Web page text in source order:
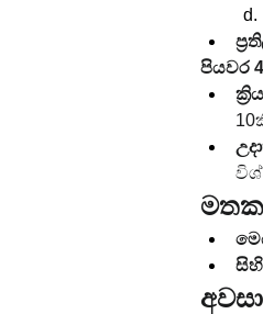
පියවර
මතක